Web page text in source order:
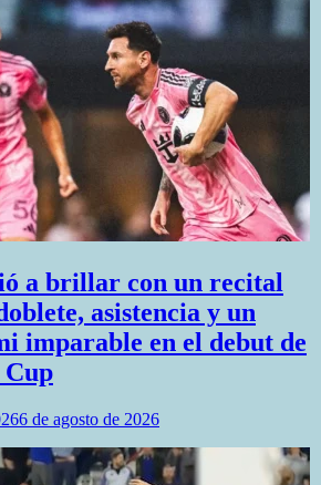
a brillar con un recital
asistencia y un
imparable en el debut de
Cup
6 de agosto de 2026